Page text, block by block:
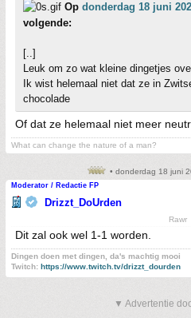
Op donderdag 18 juni
volgende:
[..]
Leuk om zo wat kleine dingetjes
Ik wist helemaal niet dat ze in
chocolade
Of dat ze helemaal niet meer
What can change the nature of a man?
• donderdag 18 juni
Moderator / Redactie FP
Drizzt_DoUrden
Rawr
Dit zal ook wel 1-1 worden.
Dingen doen met dingen, da's machtig mooi
Twitch: https://www.twitch.tv/drizzt_dourden
▼ Advertentie